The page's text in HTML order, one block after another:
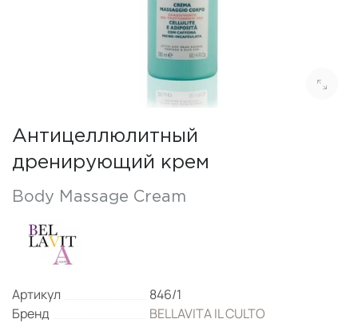
Антицеллюлитный
дренирующий крем
Body Massage Cream
Артикул
846/1
Бренд
BELLAVITA IL CULTO